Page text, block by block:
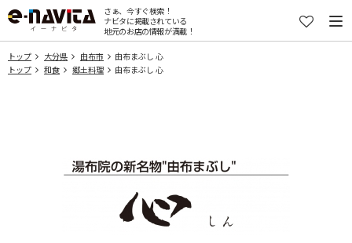
さぁ、今すぐ検索！
ナビタに掲載されている
地元のお店の情報が満載！
トップ 大分県 由布市
由布まぶし 心
トップ
和食 郷土料理 由布まぶし 心